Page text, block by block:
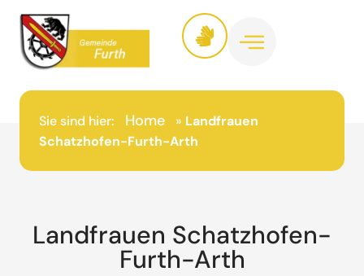
Sie sind hier: Home » Landfrauen
Schatzhofen-Furth-Arth
Landfrauen Schatzhofen-
Furth-Arth